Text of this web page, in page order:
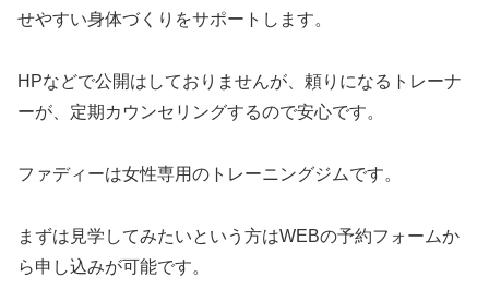
せやすい身体づくりをサポートします。
HPなどで公開はしておりませんが、頼りになるトレーナ
ーが、定期カウンセリングするので安心です。
ファディーは女性専用のトレーニングジムです。
まずは見学してみたいという方はWEBの予約フォームか
ら申し込みが可能です。